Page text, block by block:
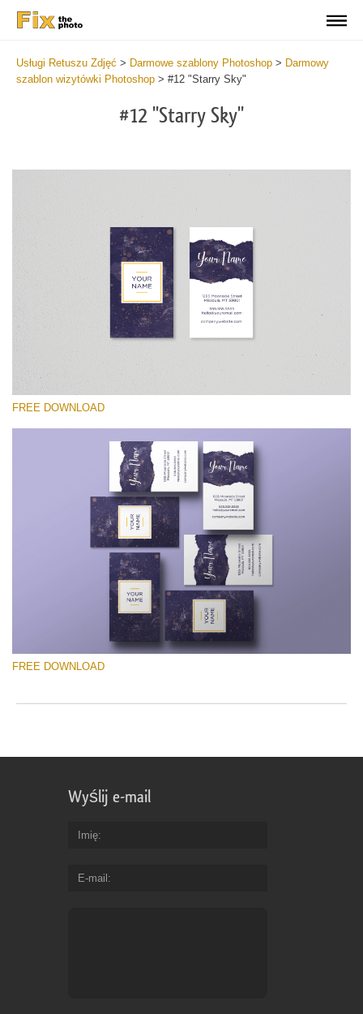
Usługi Retuszu Zdjęć > Darmowe szablony Photoshop > Darmowy
szablon wizytówki Photoshop > #12 "Starry Sky"
#12 "Starry Sky"
Proszę wybrać
Free Template #12
Photographer Marketing Templates
Darmowe Pobieranie
FREE DOWNLOAD
FREE DOWNLOAD
Wyślij e-mail
Imię
E-mail